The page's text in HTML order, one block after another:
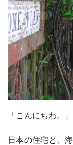
「こんにちわ。
日本の住宅と、